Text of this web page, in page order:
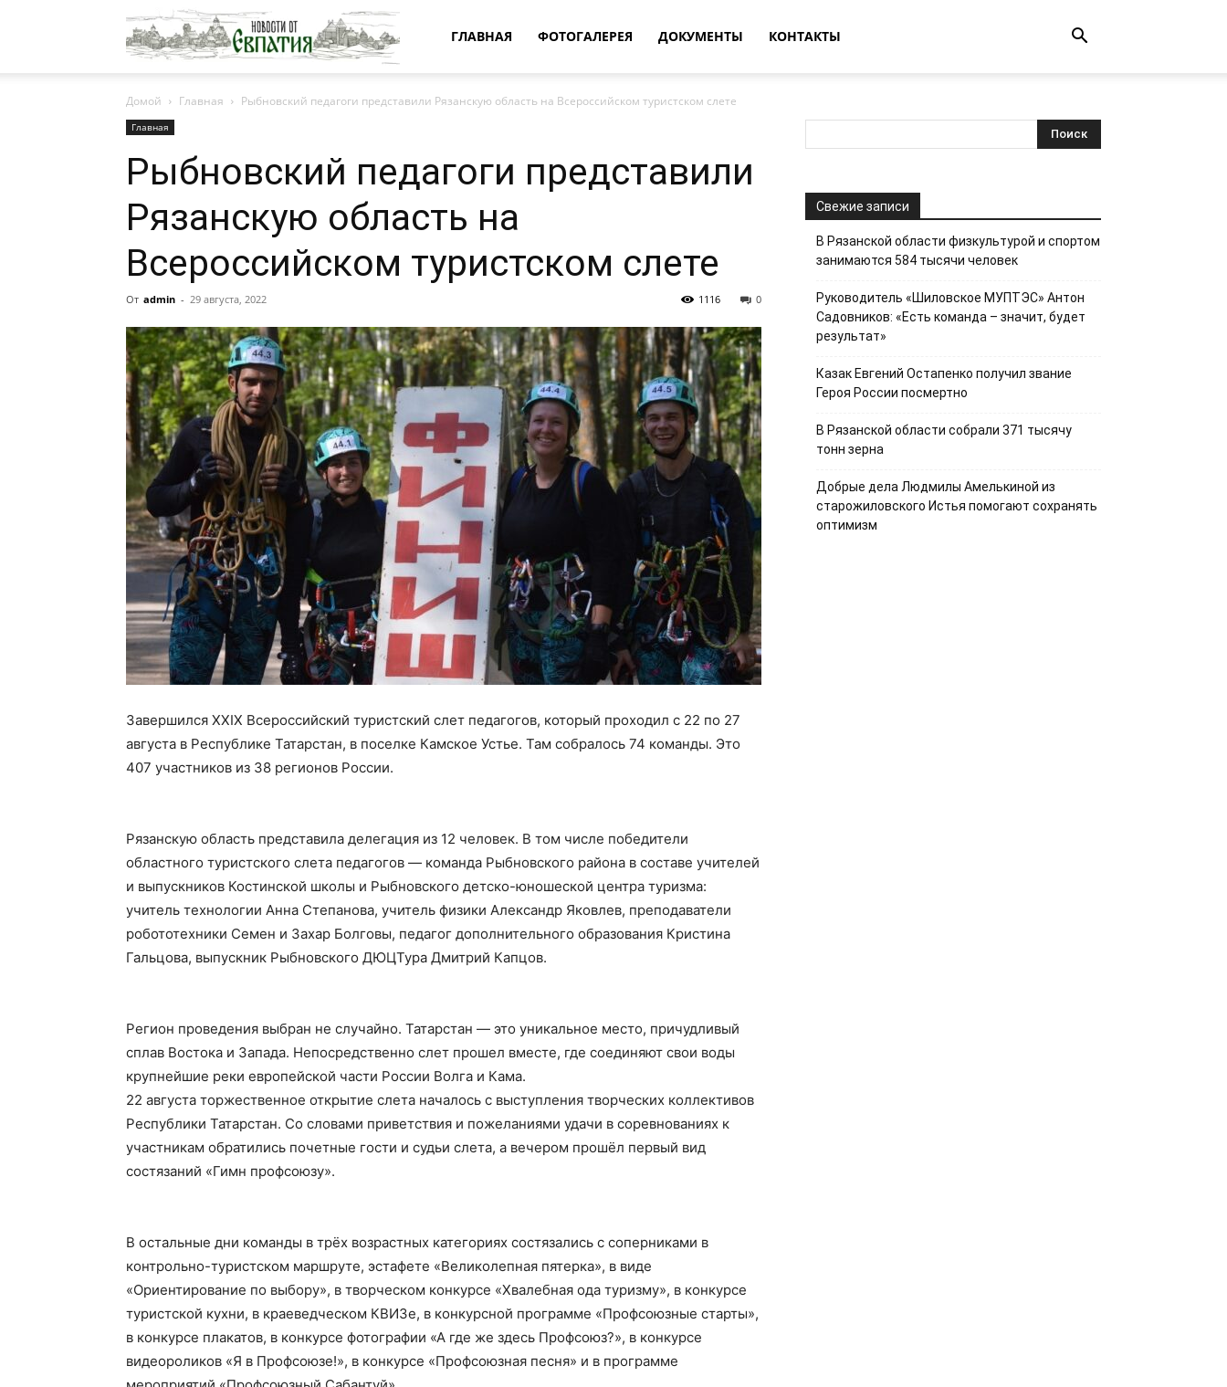
Новости
от
Евпатия
ГЛАВНАЯ ФОТОГАЛЕРЕЯ ДОКУМЕНТЫ КОНТАКТЫ
Домой Главная Рыбновский педагоги представили Рязанскую область на Всероссийском туристском слете
Главная
Рыбновский педагоги представили
Рязанскую область на
Всероссийском туристском слете
От admin - 29 августа, 2022 0
1116
Завершился XXIX Всероссийский туристский слет педагогов, который проходил с 22 по 27
августа в Республике Татарстан, в поселке Камское Устье. Там собралось 74 команды. Это
407 участников из 38 регионов России.
Рязанскую область представила делегация из 12 человек. В том числе победители
областного туристского слета педагогов — команда Рыбновского района в составе учителей
и выпускников Костинской школы и Рыбновского детско-юношеской центра туризма:
учитель технологии Анна Степанова, учитель физики Александр Яковлев, преподаватели
робототехники Семен и Захар Болговы, педагог дополнительного образования Кристина
Гальцова, выпускник Рыбновского ДЮЦТура Дмитрий Капцов.
Регион проведения выбран не случайно. Татарстан — это уникальное место, причудливый
сплав Востока и Запада. Непосредственно слет прошел вместе, где соединяют свои воды
крупнейшие реки европейской части России Волга и Кама.
22 августа торжественное открытие слета началось с выступления творческих коллективов
Республики Татарстан. Со словами приветствия и пожеланиями удачи в соревнованиях к
участникам обратились почетные гости и судьи слета, а вечером прошёл первый вид
состязаний «Гимн профсоюзу».
В остальные дни команды в трёх возрастных категориях состязались с соперниками в
контрольно-туристском маршруте, эстафете «Великолепная пятерка», в виде
«Ориентирование по выбору», в творческом конкурсе «Хвалебная ода туризму», в конкурсе
туристской кухни, в краеведческом КВИЗе, в конкурсной программе «Профсоюзные старты»,
в конкурсе плакатов, в конкурсе фотографии «А где же здесь Профсоюз?», в конкурсе
видеороликов «Я в Профсоюзе!», в конкурсе «Профсоюзная песня» и в программе
Свежие записи
В Рязанской области физкультурой и спортом
занимаются 584 тысячи человек
Руководитель «Шиловское МУПТЭС» Антон
Садовников: «Есть команда – значит, будет
результат»
Казак Евгений Остапенко получил звание
Героя России посмертно
В Рязанской области собрали 371 тысячу
тонн зерна
Добрые дела Людмилы Амелькиной из
старожиловского Истья помогают сохранять
оптимизм